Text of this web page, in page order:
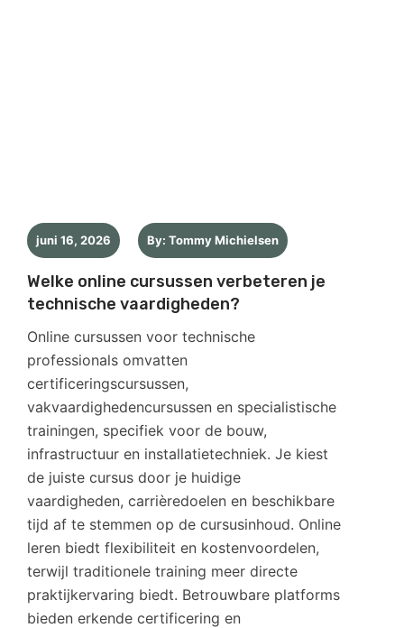
juni 16, 2026 By: Tommy Michielsen
Welke online cursussen verbeteren je
technische vaardigheden?
Online cursussen voor technische
professionals omvatten
certificeringscursussen,
vakvaardighedencursussen en specialistische
trainingen, specifiek voor de bouw,
infrastructuur en installatietechniek. Je kiest
de juiste cursus door je huidige
vaardigheden, carrièredoelen en beschikbare
tijd af te stemmen op de cursusinhoud. Online
leren biedt flexibiliteit en kostenvoordelen,
terwijl traditionele training meer directe
praktijkervaring biedt. Betrouwbare platforms
bieden erkende certificering en